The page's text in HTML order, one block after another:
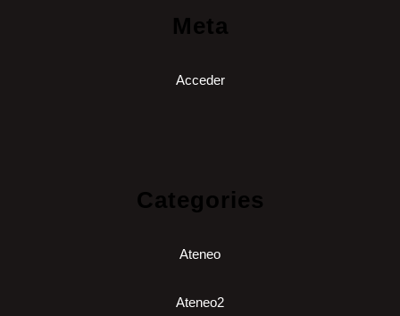
Meta
Acceder
Categories
Ateneo
Ateneo2